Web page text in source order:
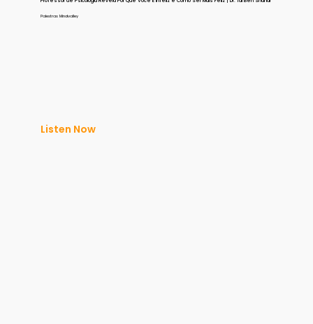
Palestras Mindvalley
Listen Now